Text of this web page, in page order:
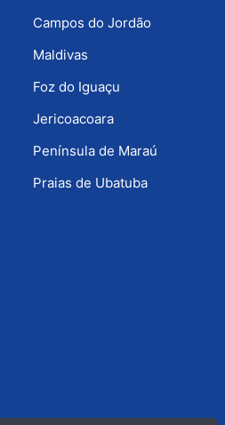
Campos do Jordão
Maldivas
Foz do Iguaçu
Jericoacoara
Península de Maraú
Praias de Ubatuba